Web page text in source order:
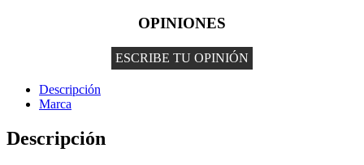
OPINIONES
ESCRIBE TU OPINIÓN
Descripción
Marca
Descripción